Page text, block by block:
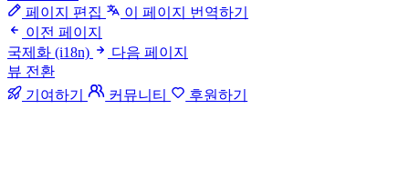
페이지 편집
이 페이지 번역하기
이전 페이지
국제화 (i18n)
다음 페이지
뷰 전환
기여하기
커뮤니티 후원하기